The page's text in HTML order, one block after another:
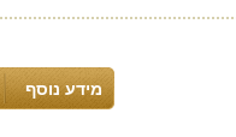
מידע נוסף